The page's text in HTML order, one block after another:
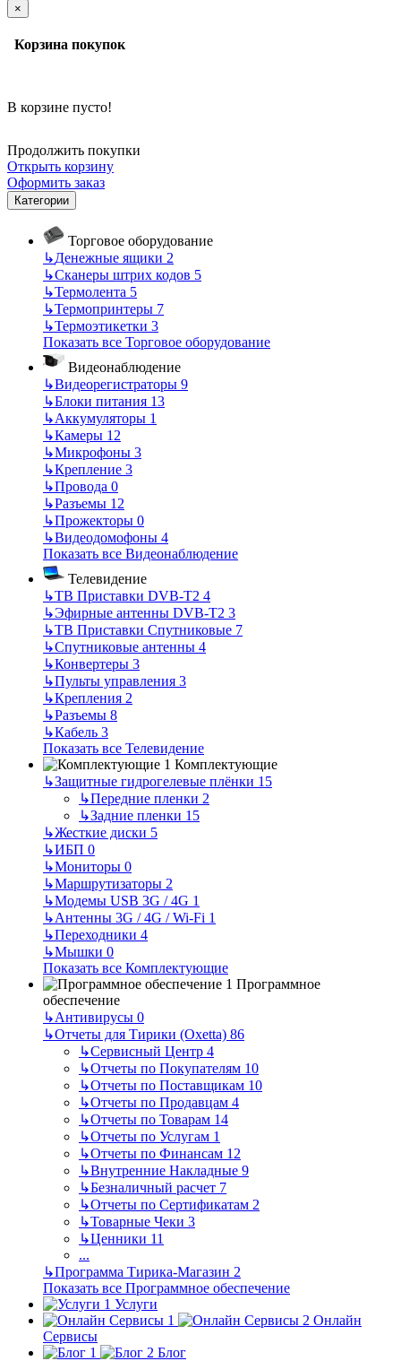
×
Корзина покупок
В корзине пусто!
Продолжить покупки
Открыть корзину
Оформить заказ
Категории
Торговое оборудование
↳Денежные ящики 2
↳Сканеры штрих кодов 5
↳Термолента 5
↳Термопринтеры 7
↳Термоэтикетки 3
Показать все Торговое оборудование
Видеонаблюдение
↳Видеорегистраторы 9
↳Блоки питания 13
↳Аккумуляторы 1
↳Камеры 12
↳Микрофоны 3
↳Крепление 3
↳Провода 0
↳Разъемы 12
↳Прожекторы 0
↳Видеодомофоны 4
Показать все Видеонаблюдение
Телевидение
↳ТВ Приставки DVB-T2 4
↳Эфирные антенны DVB-T2 3
↳ТВ Приставки Спутниковые 7
↳Спутниковые антенны 4
↳Конвертеры 3
↳Пульты управления 3
↳Крепления 2
↳Разъемы 8
↳Кабель 3
Показать все Телевидение
Комплектующие
↳Защитные гидрогелевые плёнки 15
↳Передние пленки 2
↳Задние пленки 15
↳Жесткие диски 5
↳ИБП 0
↳Мониторы 0
↳Маршрутизаторы 2
↳Модемы USB 3G / 4G 1
↳Антенны 3G / 4G / Wi-Fi 1
↳Переходники 4
↳Мышки 0
Показать все Комплектующие
Программное
обеспечение
↳Антивирусы 0
↳Отчеты для Тирики (Oxetta) 86
↳Сервисный Центр 4
↳Отчеты по Покупателям 10
↳Отчеты по Поставщикам 10
↳Отчеты по Продавцам 4
↳Отчеты по Товарам 14
↳Отчеты по Услугам 1
↳Отчеты по Финансам 12
↳Внутренние Накладные 9
↳Безналичный расчет 7
↳Отчеты по Сертификатам 2
↳Товарные Чеки 3
↳Ценники 11
...
↳Программа Тирика-Магазин 2
Показать все Программное обеспечение
Услуги
Онлайн
Сервисы
Блог